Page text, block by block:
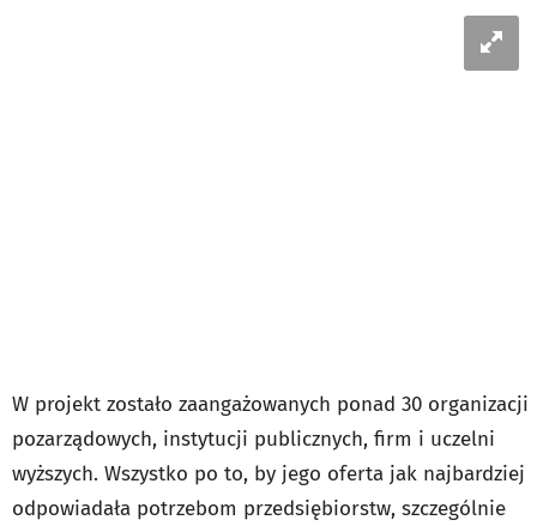
W projekt zostało zaangażowanych ponad 30 organizacji
pozarządowych, instytucji publicznych, firm i uczelni
wyższych. Wszystko po to, by jego oferta jak najbardziej
odpowiadała potrzebom przedsiębiorstw, szczególnie